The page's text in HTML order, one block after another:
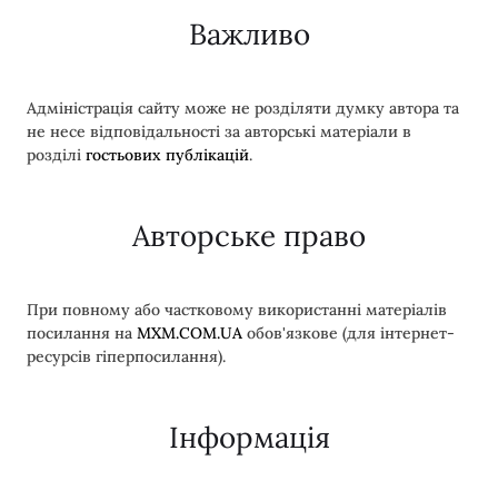
Важливо
Адміністрація сайту може не розділяти думку автора та
не несе відповідальності за авторські матеріали в
розділі гостьових публікацій.
Авторське право
При повному або частковому використанні матеріалів
посилання на MXM.COM.UA обов'язкове (для інтернет-
ресурсів гіперпосилання).
Інформація